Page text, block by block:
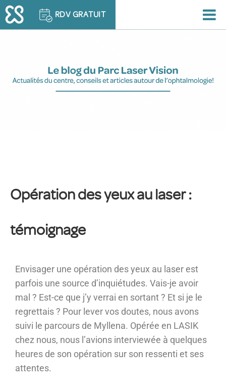
RDV GRATUIT
Opération des yeux au laser :
témoignage
Envisager une opération des yeux au laser est
parfois une source d’inquiétudes. Vais-je avoir
mal ? Est-ce que j’y verrai en sortant ? Et si je le
regrettais ? Pour lever vos doutes, nous avons
suivi le parcours de Myllena. Opérée en LASIK
chez nous, nous l’avions interviewée à quelques
heures de son opération sur son ressenti et ses
attentes.